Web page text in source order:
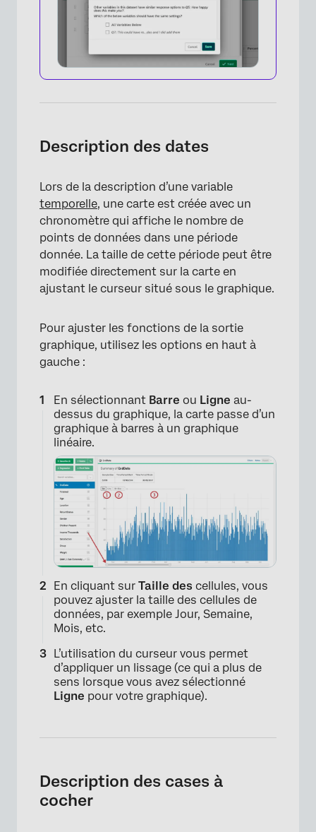
×
×
Description des dates
Lors de la description d’une variable
temporelle, une carte est créée avec un
chronomètre qui affiche le nombre de
points de données dans une période
donnée. La taille de cette période peut être
modifiée directement sur la carte en
ajustant le curseur situé sous le graphique.
Pour ajuster les fonctions de la sortie
graphique, utilisez les options en haut à
gauche :
En sélectionnant Barre ou Ligne au-
dessus du graphique, la carte passe d’un
graphique à barres à un graphique
linéaire.
En cliquant sur Taille des cellules, vous
pouvez ajuster la taille des cellules de
données, par exemple Jour, Semaine,
Mois, etc.
L’utilisation du curseur vous permet
d’appliquer un lissage (ce qui a plus de
sens lorsque vous avez sélectionné
Ligne pour votre graphique).
Description des cases à
cocher